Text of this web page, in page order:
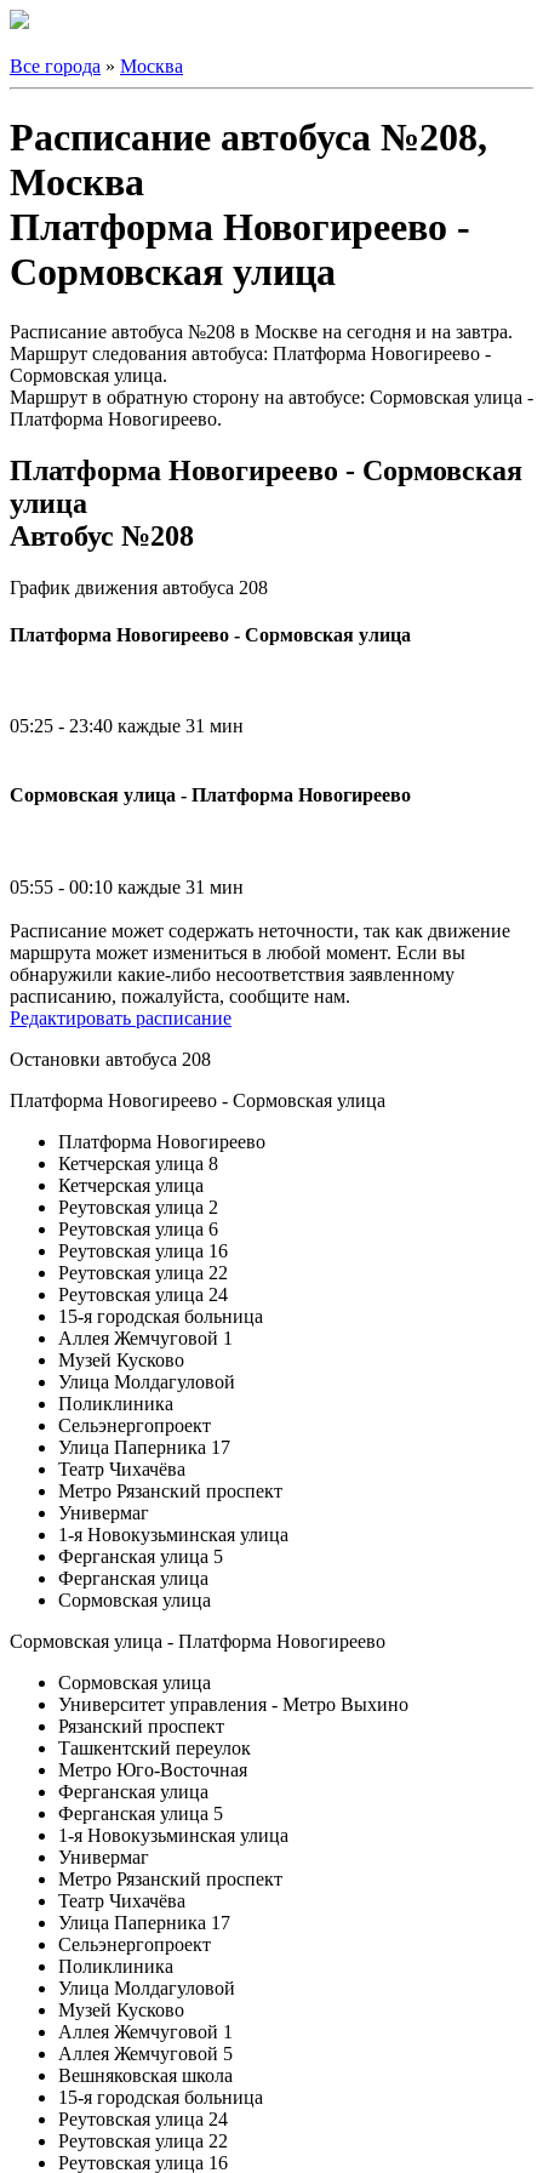
Все города » Москва
Расписание автобуса №208,
Москва
Платформа Новогиреево -
Сормовская улица
Расписание автобуса №208 в Москве на сегодня и на завтра.
Маршрут следования автобуса: Платформа Новогиреево -
Сормовская улица.
Маршрут в обратную сторону на автобусе: Сормовская улица -
Платформа Новогиреево.
Платформа Новогиреево - Сормовская
улица
Автобус №208
График движения автобуса 208
Платформа Новогиреево - Сормовская улица
05:25 - 23:40 каждые 31 мин
Сормовская улица - Платформа Новогиреево
05:55 - 00:10 каждые 31 мин
Расписание может содержать неточности, так как движение
маршрута может измениться в любой момент. Если вы
обнаружили какие-либо несоответствия заявленному
расписанию, пожалуйста, сообщите нам.
Редактировать расписание
Остановки автобуса 208
Платформа Новогиреево - Сормовская улица
Платформа Новогиреево
Кетчерская улица 8
Кетчерская улица
Реутовская улица 2
Реутовская улица 6
Реутовская улица 16
Реутовская улица 22
Реутовская улица 24
15-я городская больница
Аллея Жемчуговой 1
Музей Кусково
Улица Молдагуловой
Поликлиника
Сельэнергопроект
Улица Паперника 17
Театр Чихачёва
Метро Рязанский проспект
Универмаг
1-я Новокузьминская улица
Ферганская улица 5
Ферганская улица
Сормовская улица
Сормовская улица - Платформа Новогиреево
Сормовская улица
Университет управления - Метро Выхино
Рязанский проспект
Ташкентский переулок
Метро Юго-Восточная
Ферганская улица
Ферганская улица 5
1-я Новокузьминская улица
Универмаг
Метро Рязанский проспект
Театр Чихачёва
Улица Паперника 17
Сельэнергопроект
Поликлиника
Улица Молдагуловой
Музей Кусково
Аллея Жемчуговой 1
Аллея Жемчуговой 5
Вешняковская школа
15-я городская больница
Реутовская улица 24
Реутовская улица 22
Реутовская улица 16